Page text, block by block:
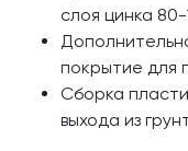
слоя цинка
покрытие для
Сборка
выхода из